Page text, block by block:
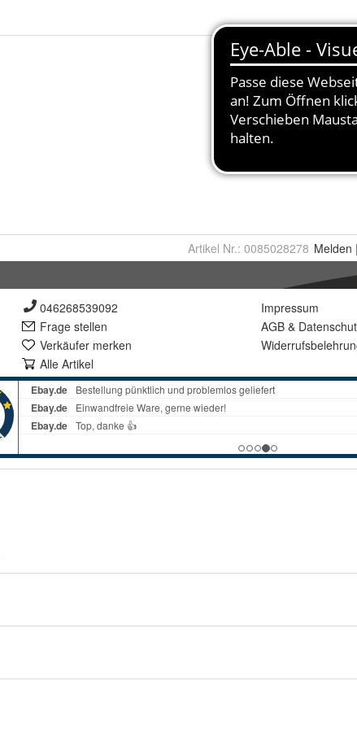
Artikel Nr.: 0085028278 Melden |
046268539092
Frage stellen
Verkäufer merken
Alle Artikel
Impressum
AGB &